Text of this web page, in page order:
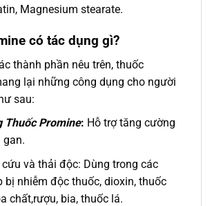
Magnesium stearate.
có tác dụng gì?
thành phần nêu trên, thuốc
lại những công dụng cho người
sau:
Thuốc Promine: Hỗ trợ tăng cường
gan.
cứu và thải độc: Dùng trong các
bị nhiễm độc thuốc, dioxin, thuốc
chất,rượu, bia, thuốc lá.